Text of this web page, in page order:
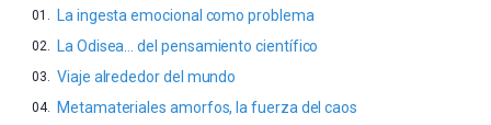
La ingesta emocional como problema
La Odisea… del pensamiento científico
Viaje alrededor del mundo
Metamateriales amorfos, la fuerza del caos